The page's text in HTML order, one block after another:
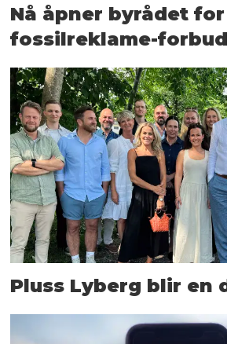
Nå åpner byrådet for
fossilreklame-forbud
Pluss Lyberg blir en